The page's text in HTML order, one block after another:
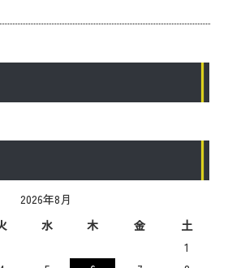
2026年8月
水 木 金
土
1